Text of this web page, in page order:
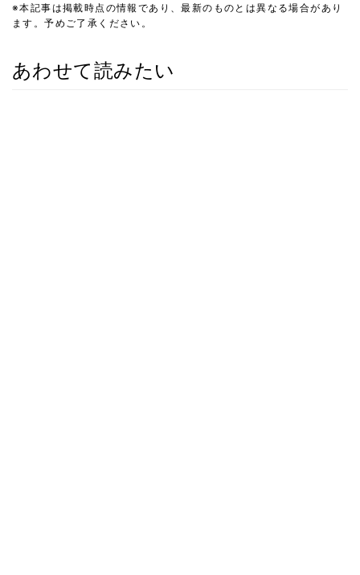
※本記事は掲載時点の情報であり、最新のものとは異なる場合があり
ます。予めご了承ください。
あわせて読みたい